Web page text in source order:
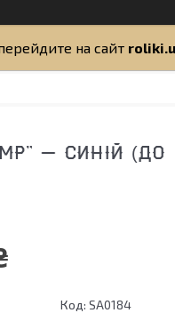
на сайт
— СИНІЙ
Код: SA0184